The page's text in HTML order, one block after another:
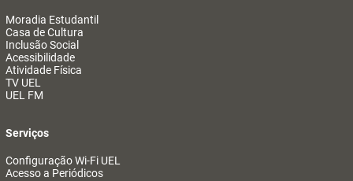
Moradia Estudantil
Casa de Cultura
Inclusão Social
Acessibilidade
Atividade Física
TV UEL
UEL FM
Serviços
Configuração Wi-Fi UEL
Acesso a Periódicos